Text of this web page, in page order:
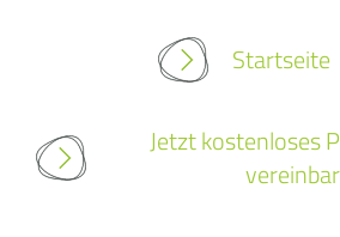
Startseite
Jetzt kostenloses